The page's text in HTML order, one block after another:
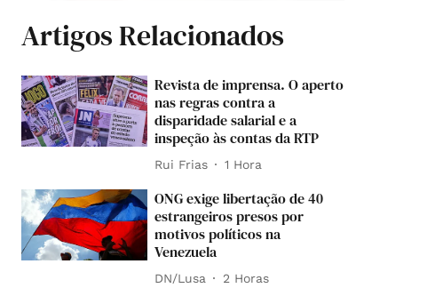
Artigos Relacionados
Revista de imprensa. O aperto
nas regras contra a
disparidade salarial e a
inspeção às contas da RTP
Rui Frias 1 Hora
ONG exige libertação de 40
estrangeiros presos por
motivos políticos na
Venezuela
DN/Lusa 2 Horas